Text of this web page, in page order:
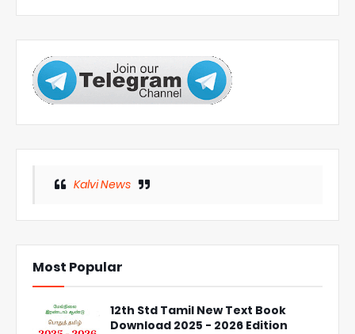
Kalvi News
Most Popular
12th Std Tamil New Text Book
Download 2025 - 2026 Edition